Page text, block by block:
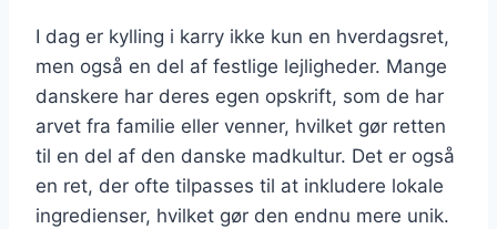
I dag er kylling i karry ikke kun en hverdagsret,
men også en del af festlige lejligheder. Mange
danskere har deres egen opskrift, som de har
arvet fra familie eller venner, hvilket gør retten
til en del af den danske madkultur. Det er også
en ret, der ofte tilpasses til at inkludere lokale
ingredienser, hvilket gør den endnu mere unik.